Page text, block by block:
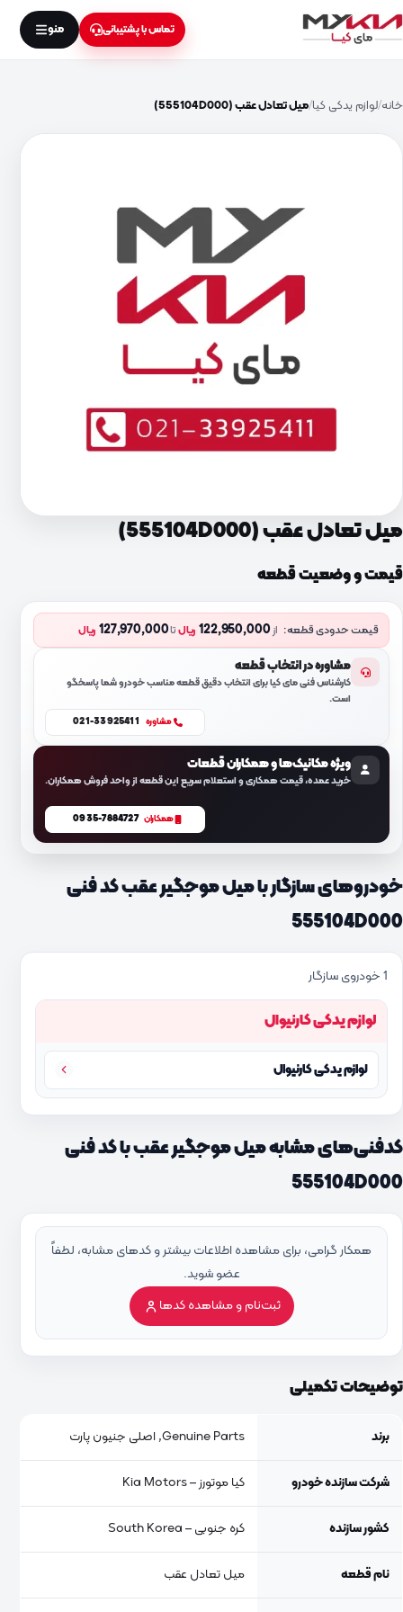
تماس با پشتیبانی منو
خانه لوازم یدکی کیا میل تعادل عقب (555104D000)
میل تعادل عقب (555104D000)
قیمت و وضعیت قطعه
قیمت حدودی قطعه: از122,950,000 ریالتا127,970,000 ریال
مشاوره در انتخاب قطعه
کارشناس فنی مای کیا برای انتخاب دقیق قطعه مناسب خودرو شما پاسخگو
است.
مشاوره 021-33925411
ویژه مکانیک‌ها و همکاران قطعات
خرید عمده، قیمت همکاری و استعلام سریع این قطعه از واحد فروش همکاران.
همکاران 0935-7884727
خودروهای سازگار با میل موجگیر عقب کد فنی
555104D000
1 خودروی سازگار
لوازم یدکی کارنیوال
لوازم یدکی کارنیوال
کدفنی‌های مشابه میل موجگیر عقب با کد فنی
555104D000
همکار گرامی، برای مشاهده اطلاعات بیشتر و کدهای مشابه، لطفاً
عضو شوید.
ثبت‌نام و مشاهده کدها
توضیحات تکمیلی
برند Genuine Parts, اصلی جنیون پارت
شرکت سازنده خودرو کیا موتورز – Kia Motors
کشور سازنده کره جنوبی – South Korea
نام قطعه میل تعادل عقب